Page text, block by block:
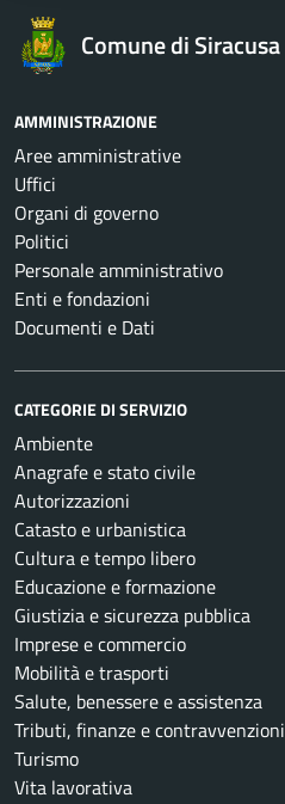
Comune di Siracusa
AMMINISTRAZIONE
Aree amministrative
Uffici
Organi di governo
Politici
Personale amministrativo
Enti e fondazioni
Documenti e Dati
CATEGORIE DI SERVIZIO
Ambiente
Anagrafe e stato civile
Autorizzazioni
Catasto e urbanistica
Cultura e tempo libero
Educazione e formazione
Giustizia e sicurezza pubblica
Imprese e commercio
Mobilità e trasporti
Salute, benessere e assistenza
Tributi, finanze e contravvenzioni
Turismo
Vita lavorativa